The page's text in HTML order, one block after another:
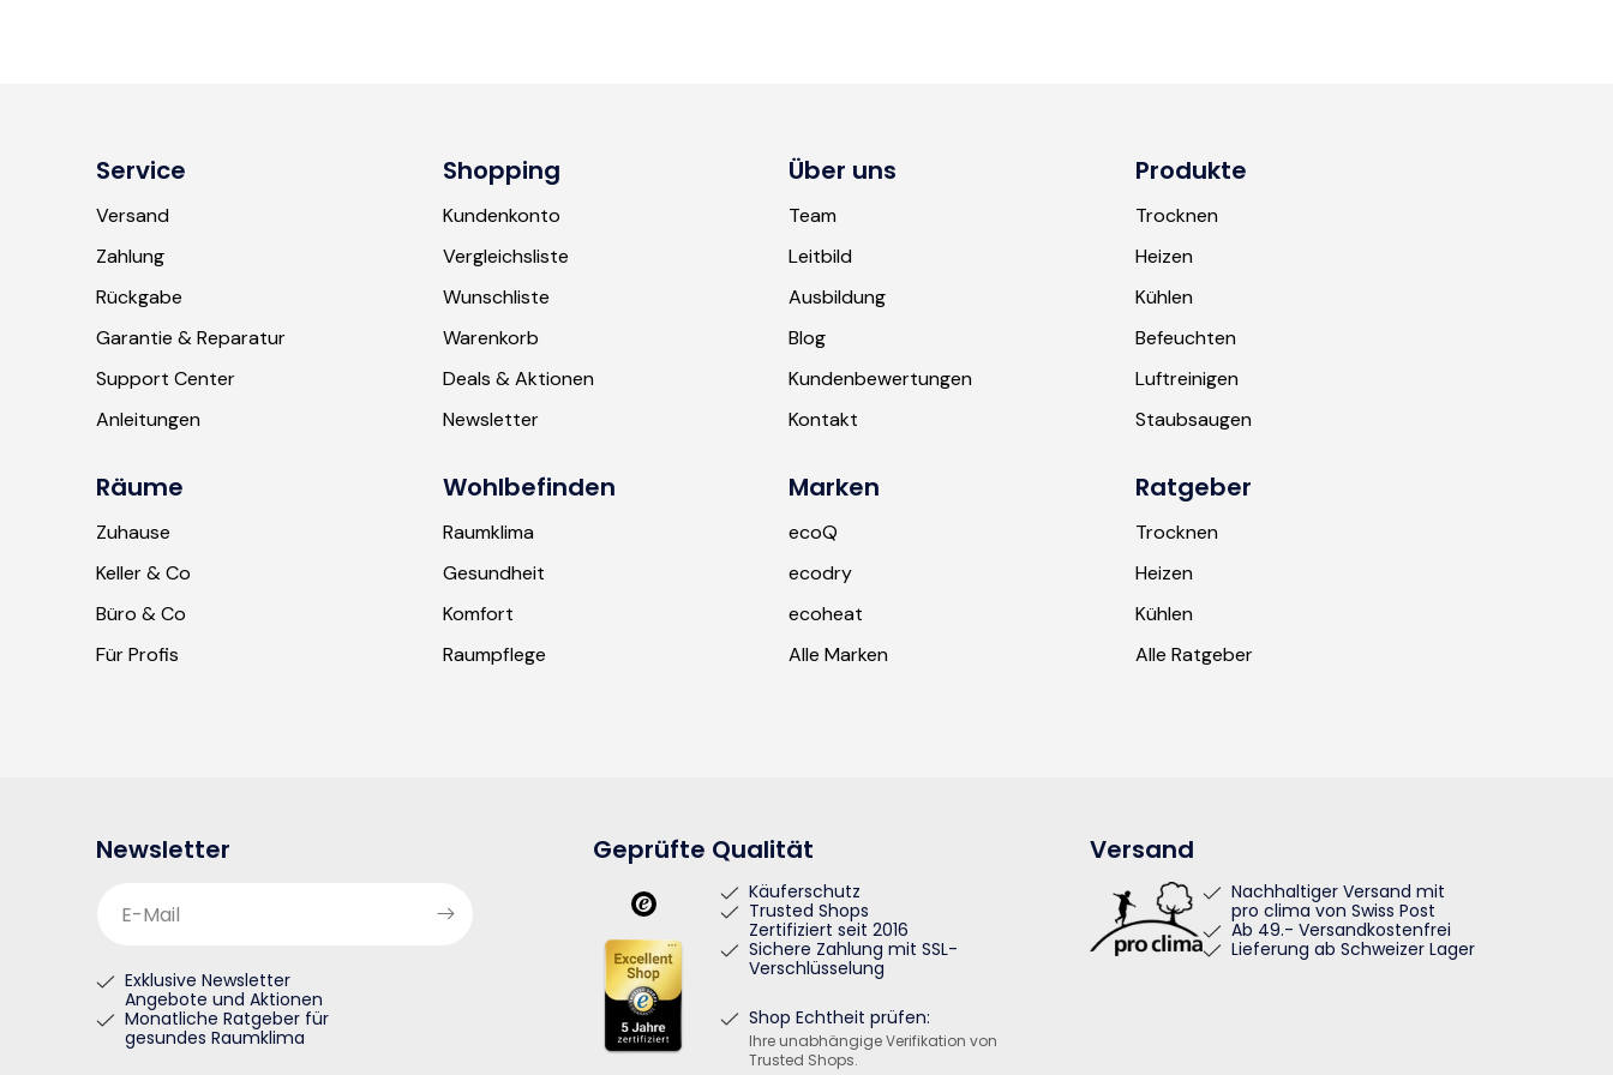
Service
Versand
Zahlung
Rückgabe
Garantie & Reparatur
Support Center
Anleitungen
Shopping
Kundenkonto
Vergleichsliste
Wunschliste
Warenkorb
Deals & Aktionen
Newsletter
Über uns
Team
Leitbild
Ausbildung
Blog
Kundenbewertungen
Kontakt
Produkte
Trocknen
Heizen
Kühlen
Befeuchten
Luftreinigen
Staubsaugen
Räume
Zuhause
Keller & Co
Büro & Co
Für Profis
Wohlbefinden
Raumklima
Gesundheit
Komfort
Raumpflege
Marken
ecoQ
ecodry
ecoheat
Alle Marken
Ratgeber
Trocknen
Heizen
Kühlen
Alle Ratgeber
Newsletter
E-Mail
Exklusive Newsletter
Angebote und Aktionen
Monatliche Ratgeber für
gesundes Raumklima
Geprüfte Qualität
Käuferschutz
Trusted Shops
Zertifiziert seit 2016
Sichere Zahlung mit SSL-
Verschlüsselung
Shop Echtheit prüfen:
Ihre unabhängige Verifikation von
Trusted Shops.
Versand
Nachhaltiger Versand mit
pro clima von Swiss Post
Ab 49.- Versandkostenfrei
Lieferung ab Schweizer Lager